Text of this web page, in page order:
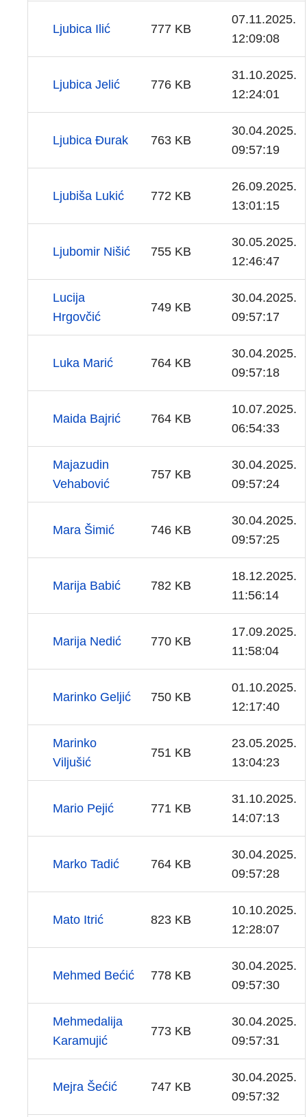
Ljubica Ilić 777 KB
07.11.2025.
12:09:08
Ljubica Jelić 776 KB
31.10.2025.
12:24:01
Ljubica Đurak 763 KB
30.04.2025.
09:57:19
Ljubiša Lukić 772 KB
26.09.2025.
13:01:15
Ljubomir Nišić 755 KB
30.05.2025.
12:46:47
Lucija
Hrgovčić
749 KB
30.04.2025.
09:57:17
Luka Marić 764 KB
30.04.2025.
09:57:18
Maida Bajrić 764 KB
10.07.2025.
06:54:33
Majazudin
Vehabović
757 KB
30.04.2025.
09:57:24
Mara Šimić 746 KB
30.04.2025.
09:57:25
Marija Babić 782 KB
18.12.2025.
11:56:14
Marija Nedić 770 KB
17.09.2025.
11:58:04
Marinko Geljić 750 KB
01.10.2025.
12:17:40
Marinko
Viljušić
751 KB
23.05.2025.
13:04:23
Mario Pejić 771 KB
31.10.2025.
14:07:13
Marko Tadić 764 KB
30.04.2025.
09:57:28
Mato Itrić 823 KB
10.10.2025.
12:28:07
Mehmed Bećić 778 KB
30.04.2025.
09:57:30
Mehmedalija
Karamujić
773 KB
30.04.2025.
09:57:31
Mejra Šećić 747 KB
30.04.2025.
09:57:32